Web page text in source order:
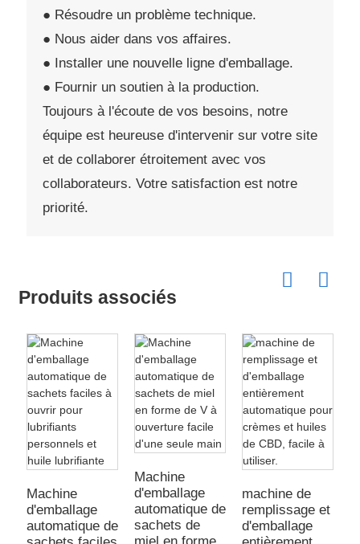
● Résoudre un problème technique.
● Nous aider dans vos affaires.
● Installer une nouvelle ligne d'emballage.
● Fournir un soutien à la production.
Toujours à l'écoute de vos besoins, notre
équipe est heureuse d'intervenir sur votre site
et de collaborer étroitement avec vos
collaborateurs. Votre satisfaction est notre
priorité.
Produits associés
Machine
d'emballage
automatique de
Machine
d'emballage
automatique de
sachets de
machine de
remplissage et
d'emballage